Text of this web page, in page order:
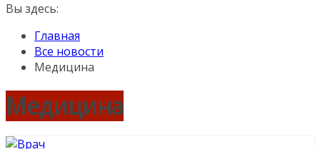
Вы здесь:
Главная
Все новости
Медицина
Медицина